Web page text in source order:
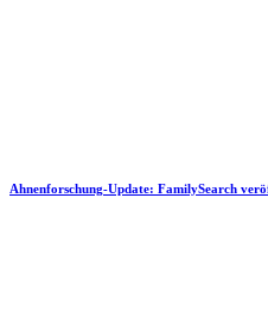
Ahnenforschung-Update: FamilySearch